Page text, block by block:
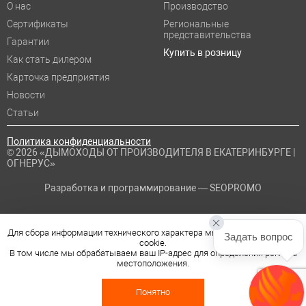
Политика конфиденциальности
© 2026 «ДЫМОХОДЫ ОТ ПРОИЗВОДИТЕЛЯ В ЕКАТЕРИНБУРГЕ |
ОГНЕРУС»
Разработка и программирование —SEOPROMO
О нас
Сертификаты
Гарантии
Как стать дилером
Карточка предприятия
Новости
Статьи
Производство
Региональные
представительства
Купить в розницу
Для сбора информации технического характера мы используем файлы
cookie.
В том числе мы обрабатываем ваш IP-адрес для определения региона
местоположения.
Понятно
Задать вопрос